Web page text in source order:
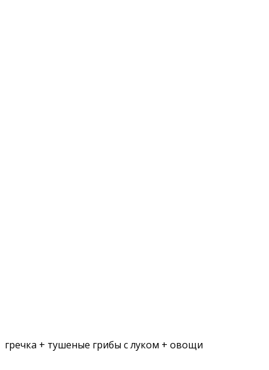
гречка + тушеные грибы с луком + овощи